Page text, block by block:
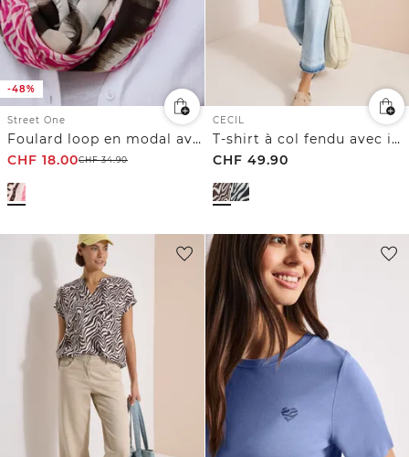
-48%
Street One
Foulard loop en modal avec mélange de motifs
CHF 18.00CHF34.90
CECIL
T-shirt à col fendu avec imprimé
CHF 49.90